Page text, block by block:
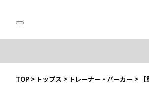
TOP > トップス > トレーナー・パーカー >